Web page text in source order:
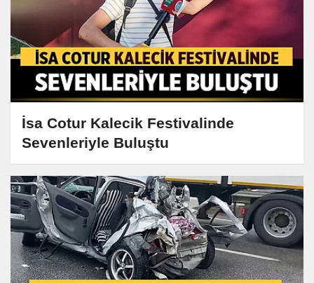
İsa Cotur Kalecik Festivalinde
Sevenleriyle Buluştu